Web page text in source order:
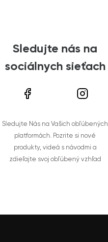
Sledujte nás na
sociálnych sieťach
Sledujte Nás na Vašich obľúbených
platformách. Pozrite si nové
produkty, videá s návodmi a
zdieľajte svoj obľúbený vzhľad